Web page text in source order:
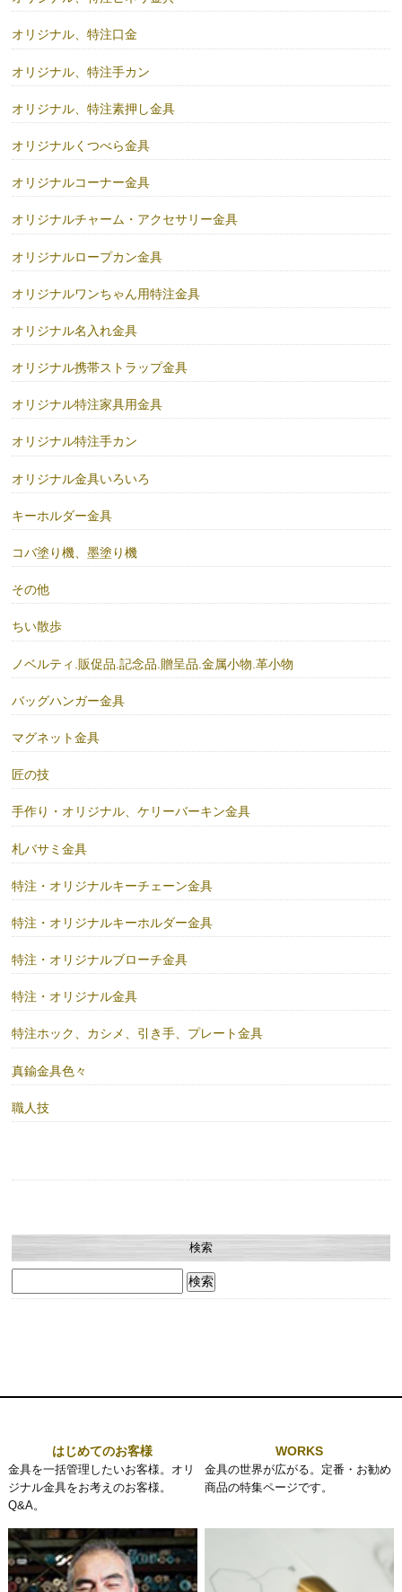
オリジナル、特注口金
オリジナル、特注手カン
オリジナル、特注素押し金具
オリジナルくつべら金具
オリジナルコーナー金具
オリジナルチャーム・アクセサリー金具
オリジナルロープカン金具
オリジナルワンちゃん用特注金具
オリジナル名入れ金具
オリジナル携帯ストラップ金具
オリジナル特注家具用金具
オリジナル特注手カン
オリジナル金具いろいろ
キーホルダー金具
コバ塗り機、墨塗り機
その他
ちい散歩
ノベルティ.販促品.記念品.贈呈品.金属小物.革小物
バッグハンガー金具
マグネット金具
匠の技
手作り・オリジナル、ケリーバーキン金具
札バサミ金具
特注・オリジナルキーチェーン金具
特注・オリジナルキーホルダー金具
特注・オリジナルブローチ金具
特注・オリジナル金具
特注ホック、カシメ、引き手、プレート金具
真鍮金具色々
職人技
検索
索:
はじめてのお客様
金具を一括管理したいお客様。オリ
ジナル金具をお考えのお客様。
Q&A。
WORKS
金具の世界が広がる。定番・お勧め
商品の特集ページです。